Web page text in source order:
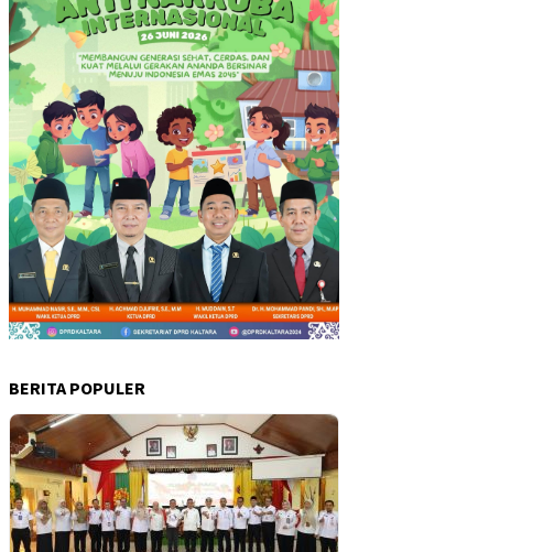
BERITA POPULER